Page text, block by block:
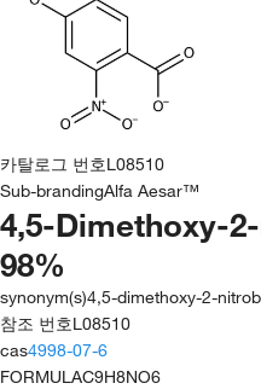
카탈로그 번호L08510
Sub-brandingAlfa Aesar™
4,5-Dimethoxy-
98%
synonym(s)4,5-dimethoxy-2-
참조 번호L08510
cas4998-07-6
FORMULAC9H8NO6